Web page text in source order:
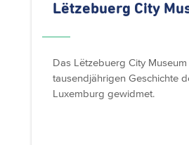
Lëtzebuerg City
Das Lëtzebuerg City
tausendjährigen Geschichte
Luxemburg gewidmet.